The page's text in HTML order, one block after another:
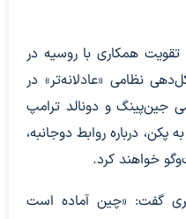
تقویت همکاری با روسیه در
نظامی «عادلانه‌تر» در
جین‌پینگ و دونالد ترامپ
درباره روابط دوجانبه،
خواهند کرد.
گفت: «چین آماده است